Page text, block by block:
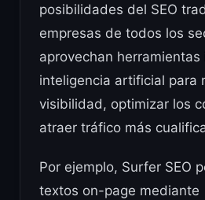
posibilidades del SEO
empresas de todos los
aprovechan
inteligencia artificial para
visibilidad, optimizar los
atraer tráfico más
Por ejemplo, Surfer SEO
textos on-page mediante